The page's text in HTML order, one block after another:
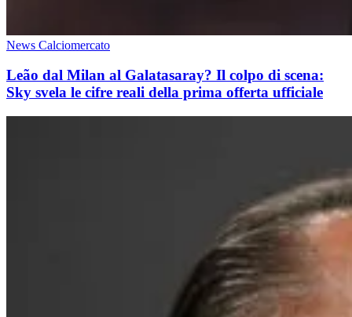
News Calciomercato
Leão dal Milan al Galatasaray? Il colpo di scena:
Sky svela le cifre reali della prima offerta ufficiale